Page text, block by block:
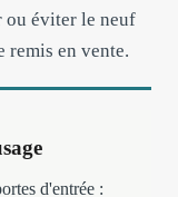
ou éviter le neuf
remis en vente.
d'entrée :